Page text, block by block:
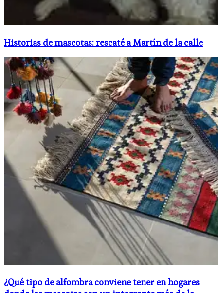
Historias de mascotas: rescaté a Martín de la calle
¿Qué tipo de alfombra conviene tener en hogares